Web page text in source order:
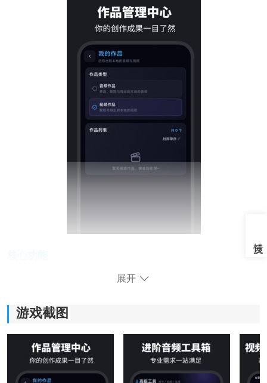
支持从各类视频文件中精准剥离人声与伴奏，核心算法
能有效分离混合音轨，为二次创作提供纯净素材。
2、专业级音频编辑：
内置均衡器、混响、降噪等多维工具，支持波形可视化
展开
游戏截图